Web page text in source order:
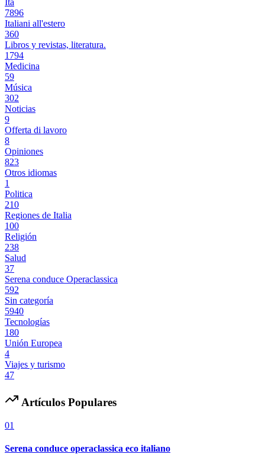
Ita
7896
Italiani all'estero
360
Libros y revistas, literatura.
1794
Medicina
59
Música
302
Noticias
9
Offerta di lavoro
8
Opiniones
823
Otros idiomas
1
Politica
210
Regiones de Italia
100
Religión
238
Salud
37
Serena conduce Operaclassica
592
Sin categoría
5940
Tecnologías
180
Unión Europea
4
Viajes y turismo
47
Artículos Populares
01
Serena conduce operaclassica eco italiano